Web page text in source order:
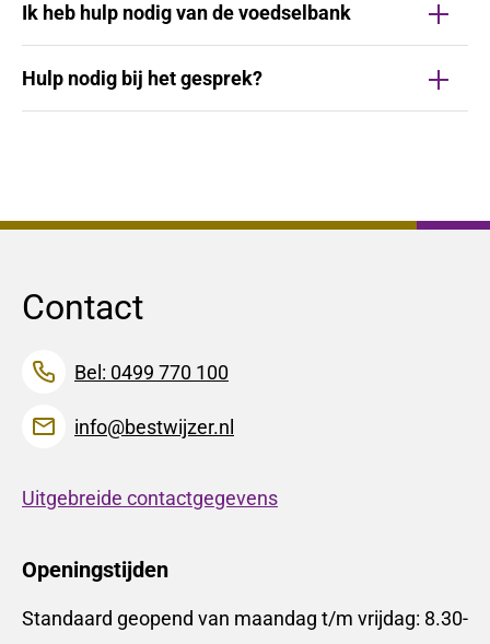
Ik heb hulp nodig van de voedselbank
Hulp nodig bij het gesprek?
Contact
Bel: 0499 770 100
info@bestwijzer.nl
Uitgebreide contactgegevens
Openingstijden
Standaard geopend van maandag t/m vrijdag: 8.30-